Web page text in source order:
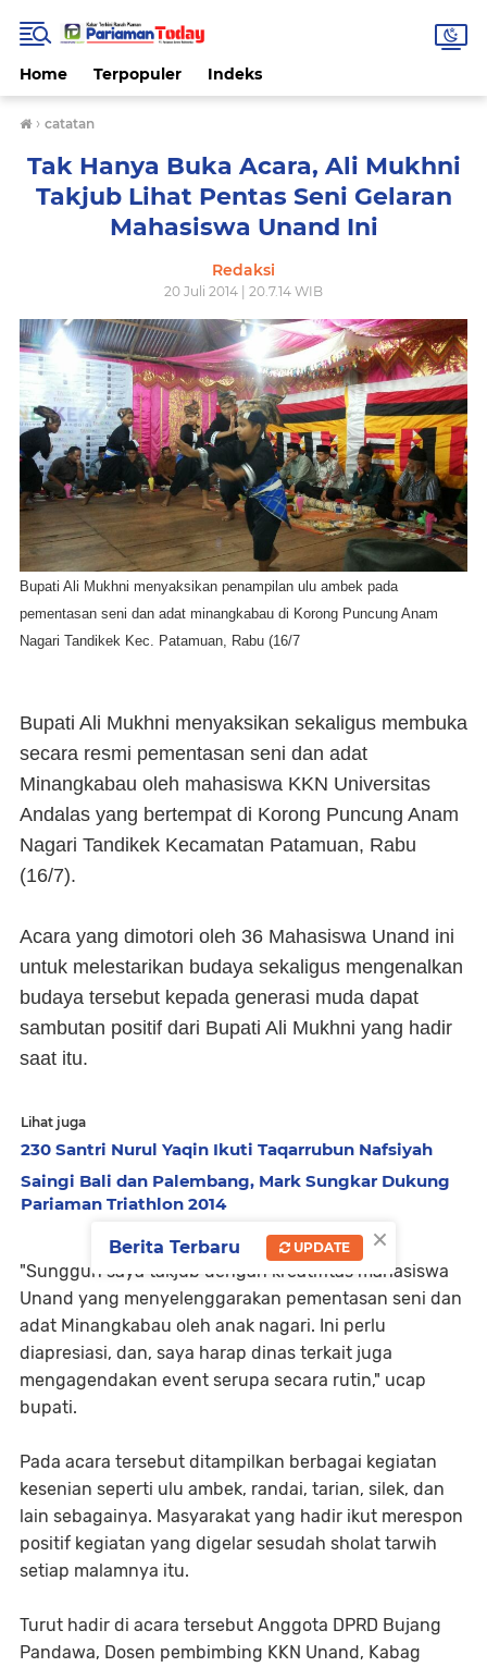
Home Terpopuler Indeks
› catatan
Tak Hanya Buka Acara, Ali Mukhni
Takjub Lihat Pentas Seni Gelaran
Mahasiswa Unand Ini
Redaksi
20 Juli 2014 | 20.7.14 WIB
Bupati Ali Mukhni menyaksikan penampilan ulu ambek pada
pementasan seni dan adat minangkabau di Korong Puncung Anam
Nagari Tandikek Kec. Patamuan, Rabu (16/7
Bupati Ali Mukhni menyaksikan sekaligus membuka
secara resmi pementasan seni dan adat
Minangkabau oleh mahasiswa KKN Universitas
Andalas yang bertempat di Korong Puncung Anam
Nagari Tandikek Kecamatan Patamuan, Rabu
(16/7).
Acara yang dimotori oleh 36 Mahasiswa Unand ini
untuk melestarikan budaya sekaligus mengenalkan
budaya tersebut kepada generasi muda dapat
sambutan positif dari Bupati Ali Mukhni yang hadir
saat itu.
Lihat juga
230 Santri Nurul Yaqin Ikuti Taqarrubun Nafsiyah
Saingi Bali dan Palembang, Mark Sungkar Dukung
Pariaman Triathlon 2014
"Sungguh saya takjub dengan kreatifitas mahasiswa
Unand yang menyelenggarakan pementasan seni dan
adat Minangkabau oleh anak nagari. Ini perlu
diapresiasi, dan, saya harap dinas terkait juga
mengagendakan event serupa secara rutin," ucap
bupati.
Pada acara tersebut ditampilkan berbagai kegiatan
kesenian seperti ulu ambek, randai, tarian, silek, dan
lain sebagainya. Masyarakat yang hadir ikut merespon
positif kegiatan yang digelar sesudah sholat tarwih
setiap malamnya itu.
Turut hadir di acara tersebut Anggota DPRD Bujang
Pandawa, Dosen pembimbing KKN Unand, Kabag
×
Berita Terbaru UPDATE